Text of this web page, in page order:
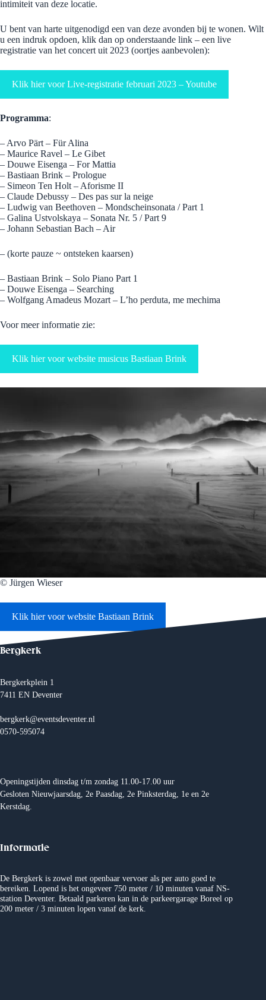
intimiteit van deze locatie.
U bent van harte uitgenodigd een van deze avonden bij te wonen. Wilt
u een indruk opdoen, klik dan op onderstaande link – een live
registratie van het concert uit 2023 (oortjes aanbevolen):
Klik hier voor Live-registratie februari 2023 – Youtube
Programma:
– Arvo Pärt – Für Alina
– Maurice Ravel – Le Gibet
– Douwe Eisenga – For Mattia
– Bastiaan Brink – Prologue
– Simeon Ten Holt – Aforisme II
– Claude Debussy – Des pas sur la neige
– Ludwig van Beethoven – Mondscheinsonata / Part 1
– Galina Ustvolskaya – Sonata Nr. 5 / Part 9
– Johann Sebastian Bach – Air
– (korte pauze ~ ontsteken kaarsen)
– Bastiaan Brink – Solo Piano Part 1
– Douwe Eisenga – Searching
– Wolfgang Amadeus Mozart – L’ho perduta, me mechima
Voor meer informatie zie:
Klik hier voor website musicus Bastiaan Brink
© Jürgen Wieser
Klik hier voor website Bastiaan Brink
Bergkerk
Bergkerkplein 1
7411 EN Deventer
bergkerk@eventsdeventer.nl
0570-595074
Openingstijden dinsdag t/m zondag 11.00-17.00 uur
Gesloten Nieuwjaarsdag, 2e Paasdag, 2e Pinksterdag, 1e en 2e
Kerstdag.
Informatie
De Bergkerk is zowel met openbaar vervoer als per auto goed te
bereiken. Lopend is het ongeveer 750 meter / 10 minuten vanaf NS-
station Deventer. Betaald parkeren kan in de parkeergarage Boreel op
200 meter / 3 minuten lopen vanaf de kerk.